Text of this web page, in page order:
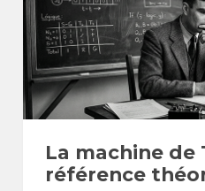
La machine de
référence